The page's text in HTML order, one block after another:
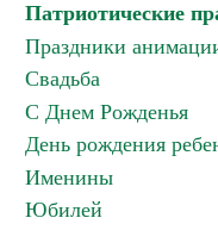
Патриотические
Праздники
Свадьба
С Днем Рожденья
День рождения
Именины
Юбилей